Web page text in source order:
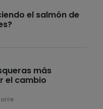
el salmón de
más
el cambio